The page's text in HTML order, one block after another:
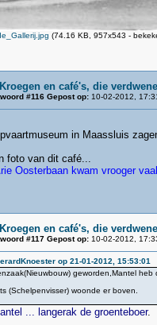
(74.16 KB, 957x543 -
en café's, die
#116 Gepost op: 10-02-2012,
in Maassluis
foto van dit café...
Oosterbaan kwam vrooger
en café's, die
#117 Gepost op: 10-02-2012,
op 21-01-2012, 15:53:01
geworden,Mantel
(Schelpenvisser) woonde er boven.
... langerak de groenteboer.